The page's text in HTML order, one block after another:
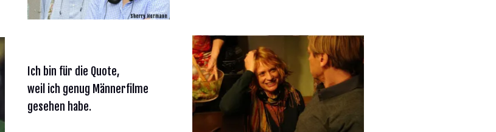
Ich bin für die Quote,
weil ich genug Männerfilme
gesehen habe.